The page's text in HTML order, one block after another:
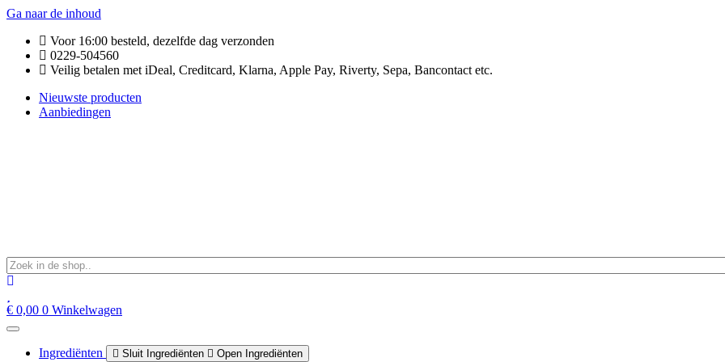
Ga naar de inhoud
Voor 16:00 besteld, dezelfde dag verzonden
0229-504560
Veilig betalen met iDeal, Creditcard, Klarna, Apple Pay, Riverty, Sepa, Bancontact etc.
Nieuwste producten
Aanbiedingen
€ 0,00 0 Winkelwagen
Ingrediënten Sluit Ingrediënten Open Ingrediënten